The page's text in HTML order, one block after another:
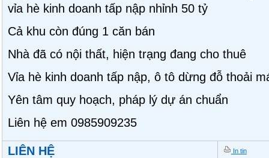
vỉa hè kinh doanh tấp nập nhỉnh 50 tỷ
Cả khu còn đúng 1 căn bán
Nhà đã có nội thất, hiện trạng đang cho thuê
Vỉa hè kinh doanh tấp nập, ô tô dừng đỗ thoải
Yên tâm quy hoạch, pháp lý dự án chuẩn
Liên hệ em 0985909235
LIÊN HỆ In tin